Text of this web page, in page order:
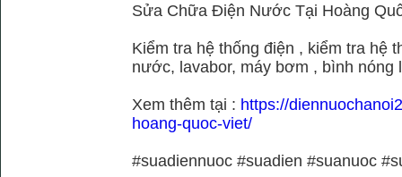
Sửa Chữa Điện Nước Tại Hoàng
Kiểm tra hệ thống điện , kiểm tra hệ
nước, lavabor, máy bơm , bình nóng
Xem thêm tại : https://
hoang-quoc-viet/
#suadiennuoc #suadien #suanuoc